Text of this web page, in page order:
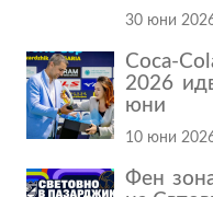
30 юни
Coca-
2026
юни
10 юни
Фен